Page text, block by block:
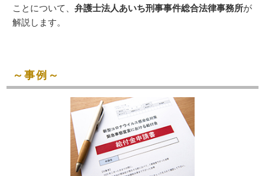
ことについて、弁護士法人あいち刑事事件総合法律事務所が
解説します。
～事例～